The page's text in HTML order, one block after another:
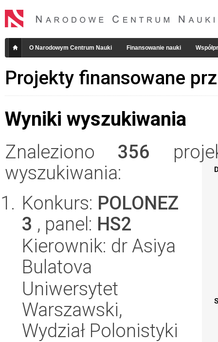
O Narodowym Centrum Nauki Finansowanie nauki
Projekty finansowane
Wyniki wyszukiwania
Znaleziono 356
wyszukiwania:
Konkurs: POLONEZ
3 , panel: HS2
Kierownik: dr Asiya
Bulatova
Uniwersytet
Warszawski,
Wydział Polonistyki